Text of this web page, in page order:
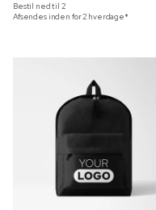
Bestil ned til 2
Afsendes inden for 2 hverdage*